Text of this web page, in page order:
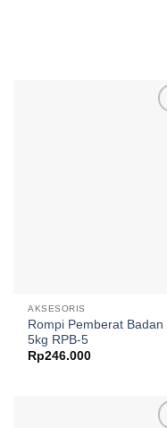
AKSESORIS
Rompi Pemberat Badan
5kg RPB-5
Rp246.000